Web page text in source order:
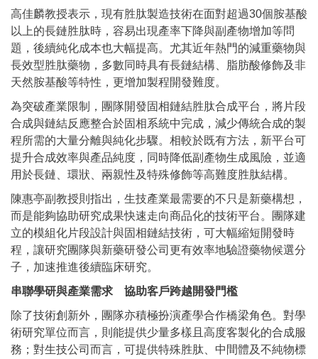
高佳麟教授表示，現有胜肽製造技術在面對超過30個胺基酸
以上的長鏈胜肽時，容易出現產率下降與副產物增加等問
題，後續純化成本也大幅提高。尤其近年熱門的減重藥物與
長效型胜肽藥物，多數同時具有長鏈結構、脂肪酸修飾及非
天然胺基酸等特性，更增加製程開發難度。
為突破產業限制，團隊開發固相鏈結胜肽合成平台，將片段
合成與鏈結反應整合於固相系統中完成，減少傳統合成的製
程所需的大量分離與純化步驟。相較於既有方法，新平台可
提升合成效率與產品純度，同時降低副產物生成風險，並適
用於長鏈、環狀、兩親性及特殊修飾等高難度胜肽結構。
陳惠亭副教授則指出，生技產業最需要的不只是新藥構想，
而是能夠協助研究成果快速走向商品化的技術平台。團隊建
立的模組化片段設計與固相鏈結技術，可大幅縮短開發時
程，讓研究團隊與新藥研發公司更有效率地驗證藥物候選分
子，加速推進後續臨床研究。
串聯學研與產業需求 協助客戶跨越開發門檻
除了技術創新外，團隊亦積極扮演產學合作橋梁角色。對學
術研究單位而言，則能提供少量多樣且高度客製化的合成服
務；對生技公司而言，可提供特殊胜肽、中間體及不純物標